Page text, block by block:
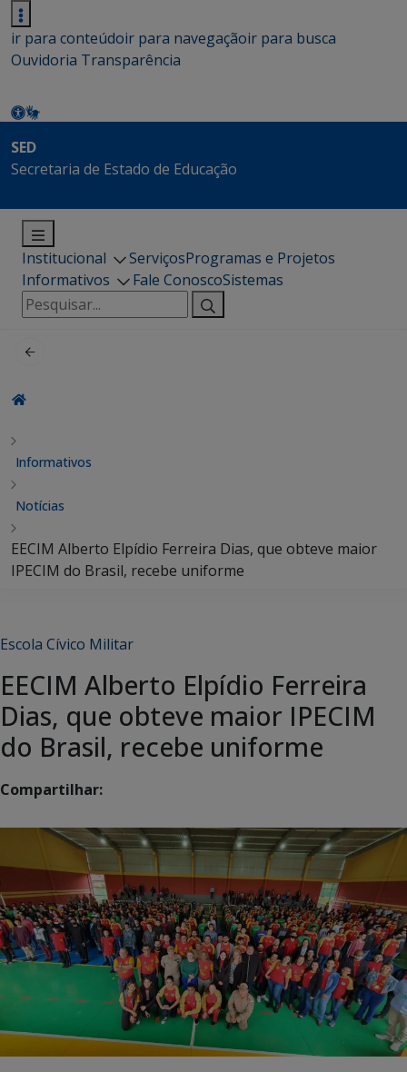
ir para conteúdoir para navegaçãoir para busca
Ouvidoria Transparência
SED
Secretaria de Estado de Educação
Institucional ServiçosProgramas e Projetos
Informativos
Fale ConoscoSistemas
Pesquisar
por:
Informativos
Notícias
EECIM Alberto Elpídio Ferreira Dias, que obteve maior
IPECIM do Brasil, recebe uniforme
Escola Cívico Militar
EECIM Alberto Elpídio Ferreira
Dias, que obteve maior IPECIM
do Brasil, recebe uniforme
Compartilhar: